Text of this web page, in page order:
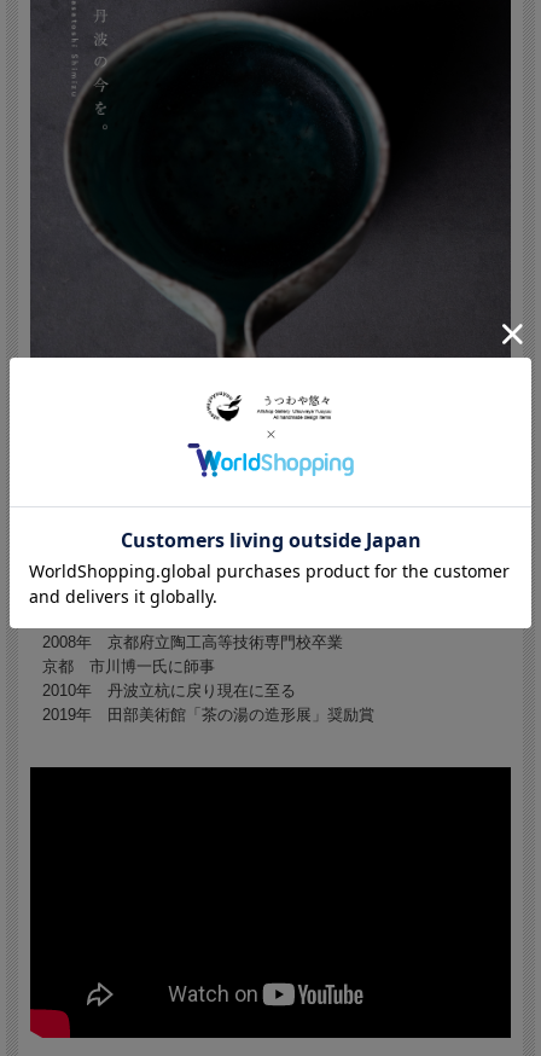
清水万佐年/Masatoshi Shimizu
(Japan,Hyogo 1984 - )
1984年 丹波立杭に生まれる
2008年 京都府立陶工高等技術専門校卒業
京都 市川博一氏に師事
2010年 丹波立杭に戻り現在に至る
2019年 田部美術館「茶の湯の造形展」奨励賞